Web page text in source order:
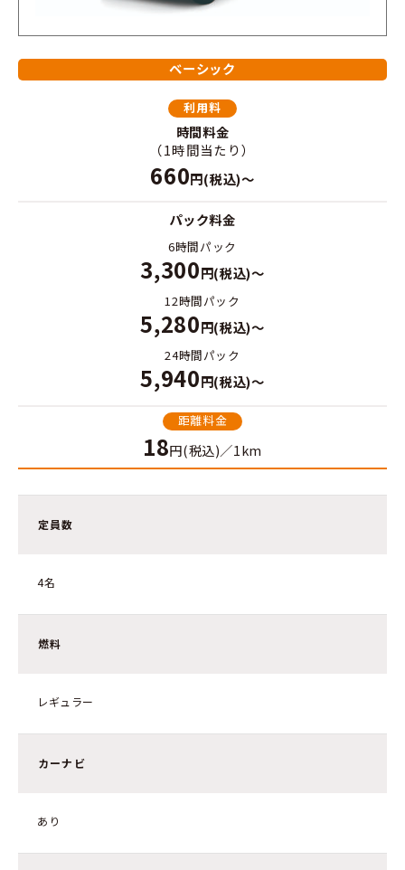
ベーシック
利用料
時間料金
（1時間当たり）
660円(税込)～
パック料金
6時間パック
3,300円(税込)～
12時間パック
5,280円(税込)～
24時間パック
5,940円(税込)～
距離料金
18円(税込)／1km
定員数
4名
燃料
レギュラー
カーナビ
あり